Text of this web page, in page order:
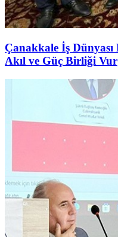
Çanakkale İş
Akıl ve Güç Birliği